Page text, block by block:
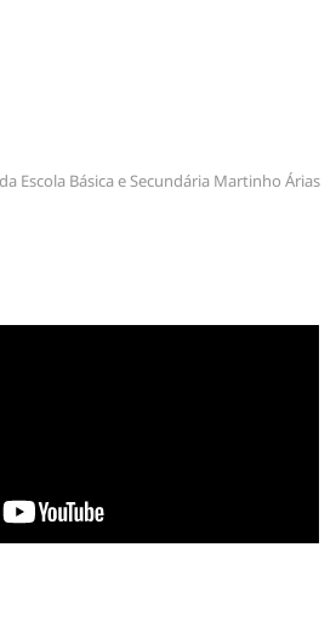
Escola Básica e Secundária Martinho Árias